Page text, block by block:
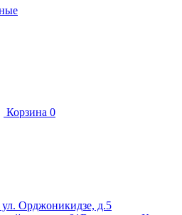
Корзина 0
Орджоникидзе, д.5